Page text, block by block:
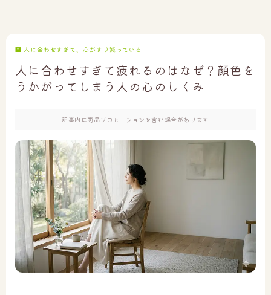
人に合わせすぎて、心がすり減っている
人に合わせすぎて疲れるのはなぜ？顔色を
うかがってしまう人の心のしくみ
記事内に商品プロモーションを含む場合があります